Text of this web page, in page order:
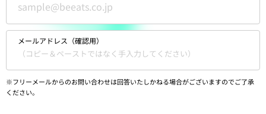
メールアドレス（確認用）
※フリーメールからのお問い合わせは回答いたしかねる場合がございますのでご了承
ください。